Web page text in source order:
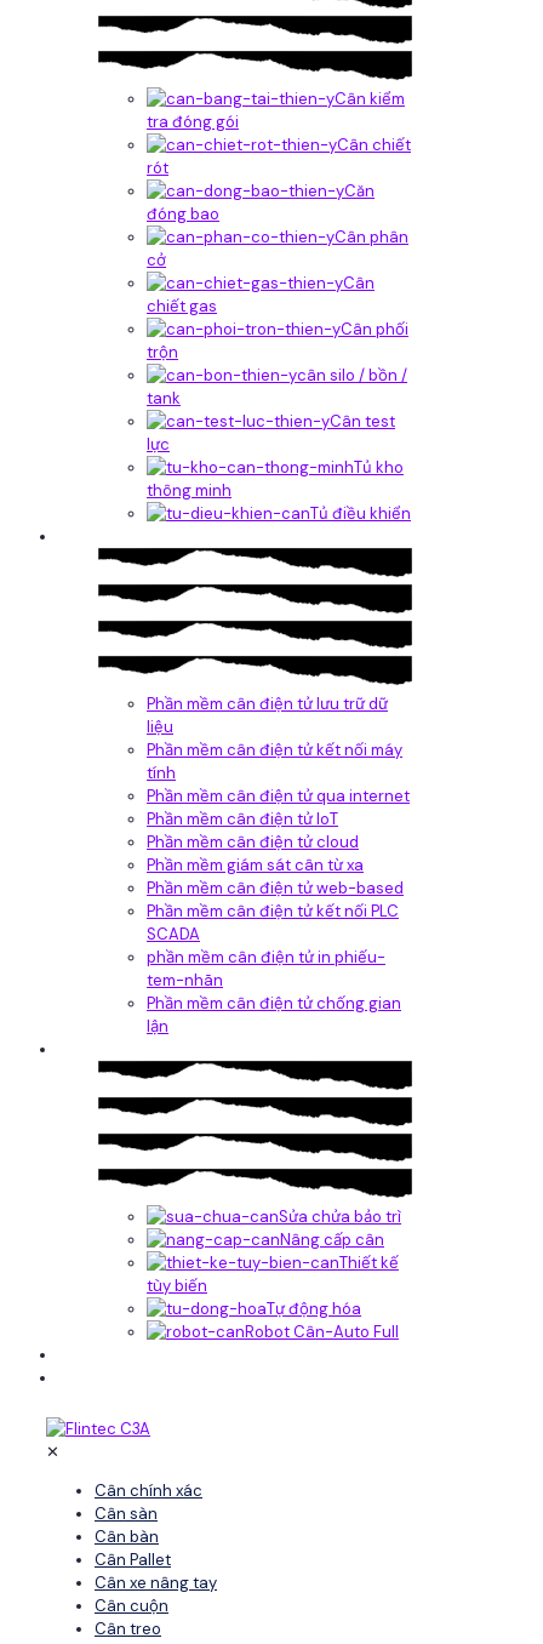
Cân kiểm
tra đóng gói
Cân chiết
rót
Căn
đóng bao
Cân phân
cở
Cân
chiết gas
Cân phối
trộn
cân silo / bồn /
tank
Cân test
lực
Tủ kho
thông minh
Tủ điều khiển
Phần mềm cân điện tử lưu trữ dữ
liệu
Phần mềm cân điện tử kết nối máy
tính
Phần mềm cân điện tử qua internet
Phần mềm cân điện tử IoT
Phần mềm cân điện tử cloud
Phần mềm giám sát cân từ xa
Phần mềm cân điện tử web-based
Phần mềm cân điện tử kết nối PLC
SCADA
phần mềm cân điện tử in phiếu-
tem-nhãn
Phần mềm cân điện tử chống gian
lận
Sửa chửa bảo trì
Nâng cấp cân
Thiết kế
tùy biến
Tự động hóa
Robot Cân-Auto Full
✕
Cân chính xác
Cân sàn
Cân bàn
Cân Pallet
Cân xe nâng tay
Cân cuộn
Cân treo